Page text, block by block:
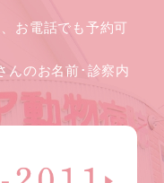
お電話でも予約可
んのお名前･診察内